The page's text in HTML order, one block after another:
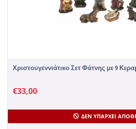
Χριστουγεννιάτικο Σετ Φάτνης με 9
€33,00
ΔΕΝ ΥΠΆΡΧΕΙ